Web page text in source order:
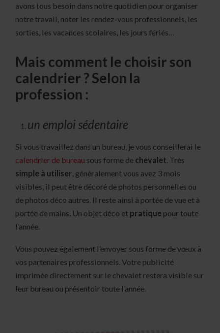
avons tous besoin dans notre quotidien pour organiser
notre travail, noter les rendez-vous professionnels, les
sorties, les vacances scolaires, les jours fériés…
Mais comment le choisir son
calendrier ? Selon la
profession :
un emploi sédentaire
Si vous travaillez dans un bureau, je vous conseillerai le
calendrier de bureau sous forme de chevalet. Très
simple à utiliser, généralement vous avez 3 mois
visibles, il peut être décoré de photos personnelles ou
de photos déco autres. Il reste ainsi à portée de vue et à
portée de mains. Un objet déco et pratique pour toute
l’année.
Vous pouvez également l’envoyer sous forme de vœux à
vos partenaires professionnels. Votre publicité
imprimée directement sur le chevalet restera visible sur
leur bureau ou présentoir toute l’année.